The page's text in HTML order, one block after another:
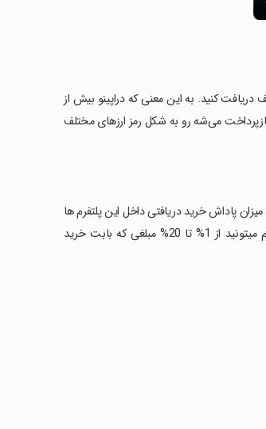
دریافت کنید. به این معنی که دراپینو بیش از
بازپرداخت می‌شه رو به شکل رمز ارزهای مختلف
پاداش خرید دریافتی داخل این پلتفرم ها
بستگی به میزان خرید شما هم داره ، اما داخل دراپینو با خرید از فروشگاه های طرف قرارداد این پلتفرم میتونید از 1% تا 20% مبلغی که بابت خرید